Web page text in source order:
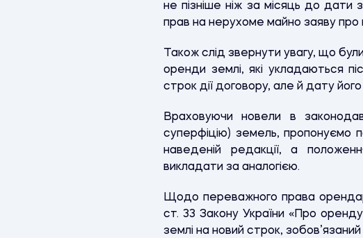
не пізніше ніж за місяць до дати
прав на нерухоме майно заяву про
Також слід звернути увагу, що
оренди землі, які укладаються
строк дії договору, але й дату
Враховуючи новели в
суперфіцію) земель, пропонуємо
наведеній редакції, а
викладати за аналогією.
Щодо переважного права
ст. 33 Закону України «Про
землі на новий строк, зобов’язаний